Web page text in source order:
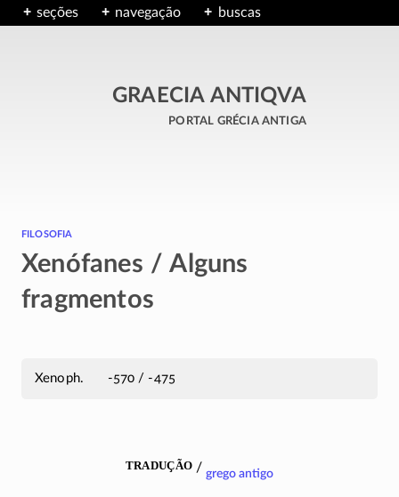
seções navegação buscas
GRAECIA ANTIQVA
portal grécia antiga
filosofia
Xenófanes / Alguns
fragmentos
Xenoph. -570 / -475
tradução / grego antigo